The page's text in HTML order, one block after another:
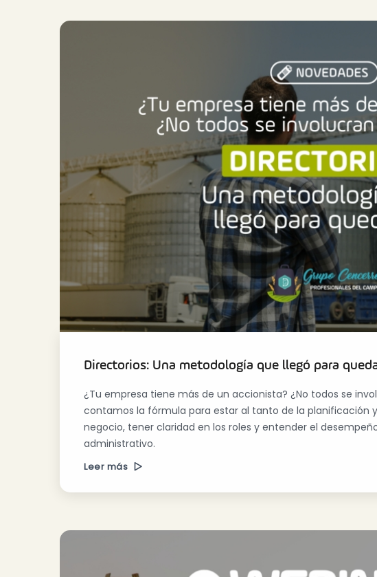
Directorios: Una metodología que llegó para
¿Tu empresa tiene más de un accionista? ¿No todos se
contamos la fórmula para estar al tanto de la planificación
negocio, tener claridad en los roles y entender el
administrativo.
Leer más